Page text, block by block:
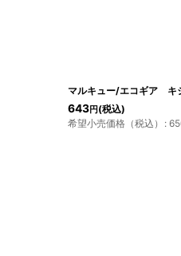
マルキュー/エコギア キ
643円 (税込)
希望小売価格（税込） :